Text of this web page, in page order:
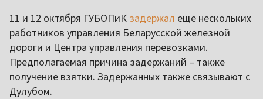
11 и 12 октября ГУБОПиК задержал еще нескольких
работников управления Беларусской железной
дороги и Центра управления перевозками.
Предполагаемая причина задержаний – также
получение взятки. Задержанных также связывают с
Дулубом.